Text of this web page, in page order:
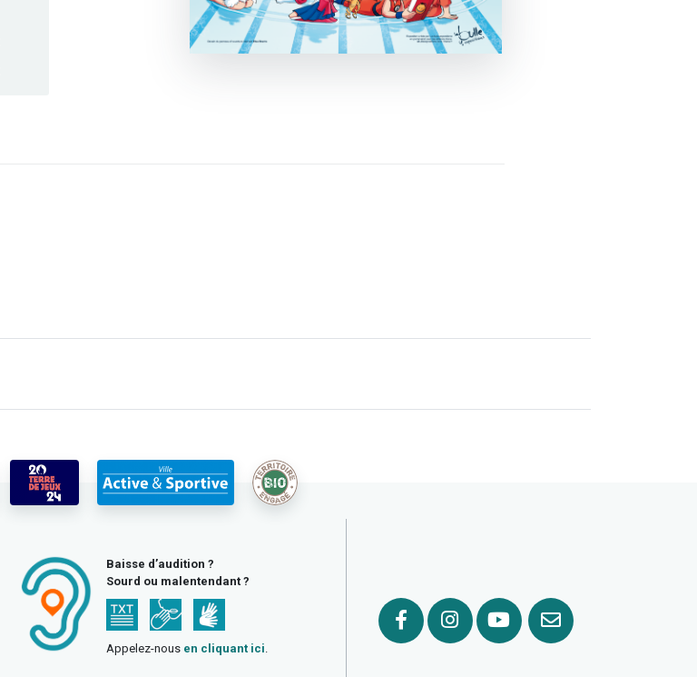
Baisse d’audition ?
Sourd ou malentendant ?
Appelez-nous en cliquant ici